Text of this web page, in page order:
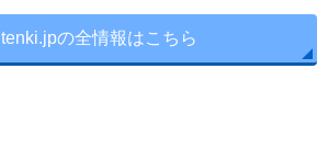
tenki.jpの全情報はこちら